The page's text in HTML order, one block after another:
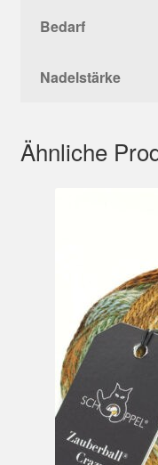
Bedarf
Nadelstärke
Ähnliche